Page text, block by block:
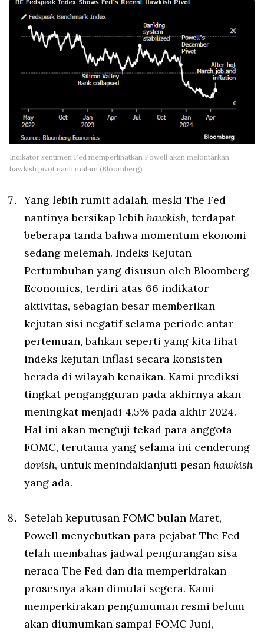
Indikator sentimen Fed memperlihatkan Powell akan melontarkan
hawkish pivot nanti malam (Bloomberg)
Yang lebih rumit adalah, meski The Fed
nantinya bersikap lebih hawkish, terdapat
beberapa tanda bahwa momentum ekonomi
sedang melemah. Indeks Kejutan
Pertumbuhan yang disusun oleh Bloomberg
Economics, terdiri atas 66 indikator
aktivitas, sebagian besar memberikan
kejutan sisi negatif selama periode antar-
pertemuan, bahkan seperti yang kita lihat
indeks kejutan inflasi secara konsisten
berada di wilayah kenaikan. Kami prediksi
tingkat pengangguran pada akhirnya akan
meningkat menjadi 4,5% pada akhir 2024.
Hal ini akan menguji tekad para anggota
FOMC, terutama yang selama ini cenderung
dovish, untuk menindaklanjuti pesan hawkish
yang ada.
Setelah keputusan FOMC bulan Maret,
Powell menyebutkan para pejabat The Fed
telah membahas jadwal pengurangan sisa
neraca The Fed dan dia memperkirakan
prosesnya akan dimulai segera. Kami
memperkirakan pengumuman resmi belum
akan diumumkan sampai FOMC Juni,